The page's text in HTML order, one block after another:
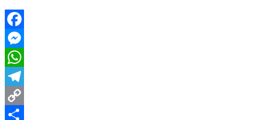
Facebook
Messenger
WhatsApp
Telegram
Copy